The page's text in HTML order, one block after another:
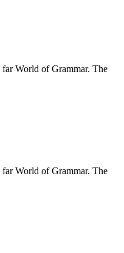
World of Grammar. The
World of Grammar. The